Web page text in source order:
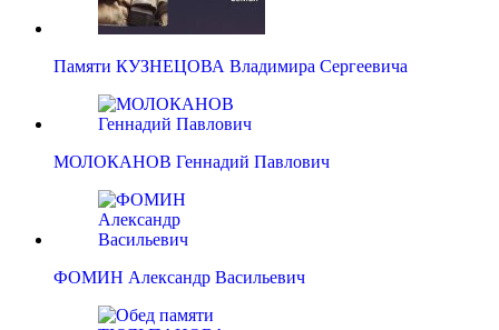
Памяти КУЗНЕЦОВА Владимира Сергеевича
МОЛОКАНОВ Геннадий Павлович
ФОМИН Александр Васильевич